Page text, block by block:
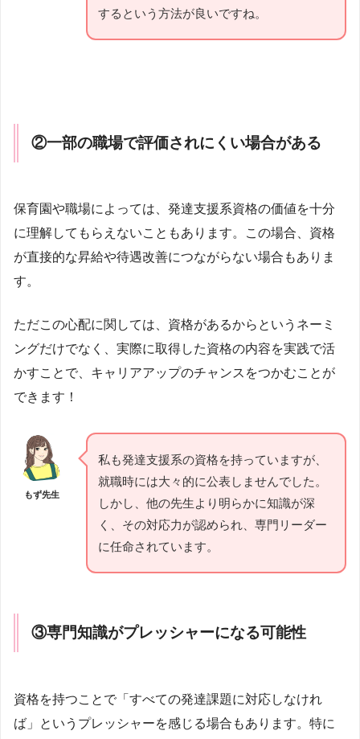
するという方法が良いですね。
②一部の職場で評価されにくい場合がある
保育園や職場によっては、発達支援系資格の価値を十分
に理解してもらえないこともあります。この場合、資格
が直接的な昇給や待遇改善につながらない場合もありま
す。
ただこの心配に関しては、資格があるからというネーミ
ングだけでなく、実際に取得した資格の内容を実践で活
かすことで、キャリアアップのチャンスをつかむことが
できます！
もず先生
私も発達支援系の資格を持っていますが、
就職時には大々的に公表しませんでした。
しかし、他の先生より明らかに知識が深
く、その対応力が認められ、専門リーダー
に任命されています。
③専門知識がプレッシャーになる可能性
資格を持つことで「すべての発達課題に対応しなけれ
ば」というプレッシャーを感じる場合もあります。特に